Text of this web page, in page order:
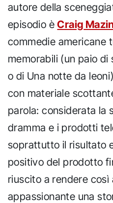
autore della
episodio èCraig
commedie americane
memorabili (un paio
o di Una notte da
con materiale
parola: considerata la
dramma e i prodotti
soprattutto il risultato
positivo del prodotto
riuscito a rendere
appassionante una